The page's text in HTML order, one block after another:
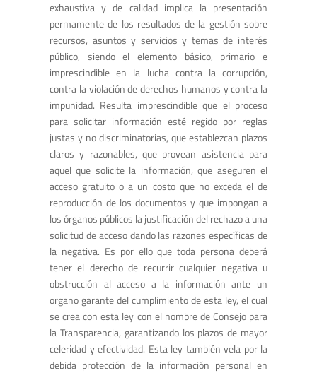
exhaustiva y de calidad implica la presentación
permamente de los resultados de la gestión sobre
recursos, asuntos y servicios y temas de interés
público, siendo el elemento básico, primario e
imprescindible en la lucha contra la corrupción,
contra la violación de derechos humanos y contra la
impunidad. Resulta imprescindible que el proceso
para solicitar información esté regido por reglas
justas y no discriminatorias, que establezcan plazos
claros y razonables, que provean asistencia para
aquel que solicite la información, que aseguren el
acceso gratuito o a un costo que no exceda el de
reproducción de los documentos y que impongan a
los órganos públicos la justificación del rechazo a una
solicitud de acceso dando las razones específicas de
la negativa. Es por ello que toda persona deberá
tener el derecho de recurrir cualquier negativa u
obstrucción al acceso a la información ante un
organo garante del cumplimiento de esta ley, el cual
se crea con esta ley con el nombre de Consejo para
la Transparencia, garantizando los plazos de mayor
celeridad y efectividad. Esta ley también vela por la
debida protección de la información personal en